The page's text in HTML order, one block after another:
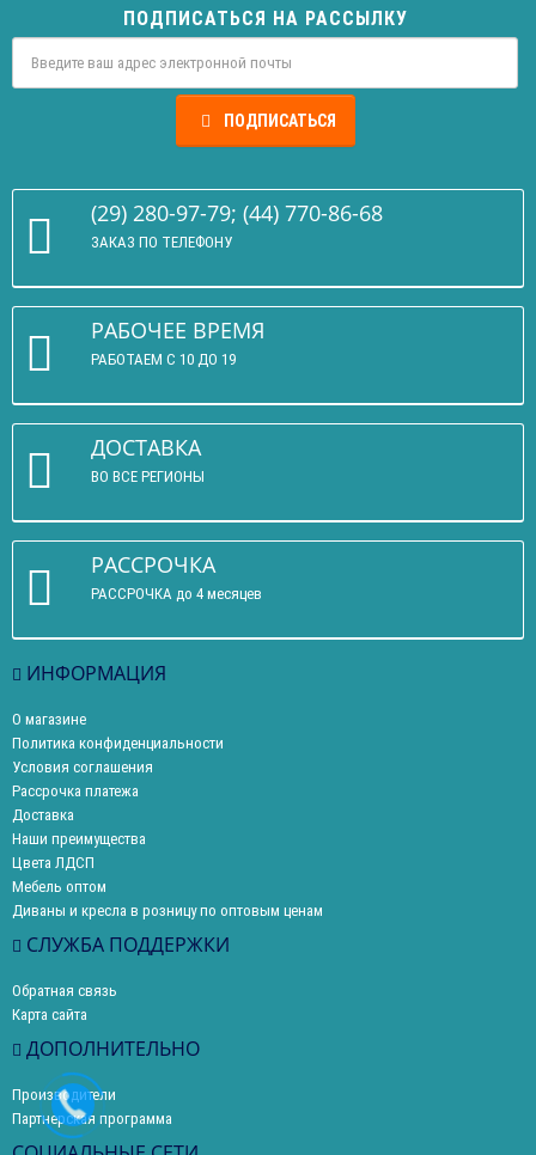
ПОДПИСАТЬСЯ НА РАССЫЛКУ
ПОДПИСАТЬСЯ
(29) 280-97-79; (44) 770-86-68
ЗАКАЗ ПО ТЕЛЕФОНУ
РАБОЧЕЕ ВРЕМЯ
РАБОТАЕМ С 10 ДО 19
ДОСТАВКА
ВО ВСЕ РЕГИОНЫ
РАССРОЧКА
РАССРОЧКА до 4 месяцев
ИНФОРМАЦИЯ
О магазине
Политика конфиденциальности
Условия соглашения
Рассрочка платежа
Доставка
Наши преимущества
Цвета ЛДСП
Мебель оптом
Диваны и кресла в розницу по оптовым ценам
СЛУЖБА ПОДДЕРЖКИ
Обратная связь
Карта сайта
ДОПОЛНИТЕЛЬНО
Производители
Партнерская программа